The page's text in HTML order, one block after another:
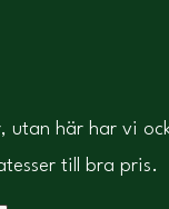
utan här har vi
till bra pris.